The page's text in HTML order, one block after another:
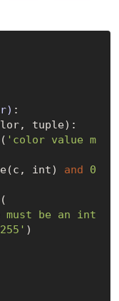
:
tuple):
'color value m
int) and
0
be an int
)